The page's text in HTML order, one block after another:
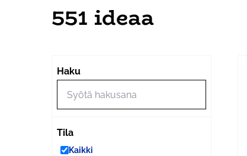
551 ideaa
Haku
Tila
Kaikki